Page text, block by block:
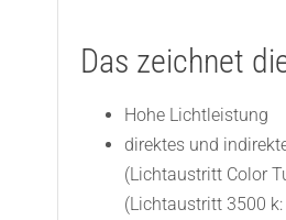
Das zeichnet
Hohe Lichtleistung
direktes und
(Lichtaustritt Color
(Lichtaustritt 3500